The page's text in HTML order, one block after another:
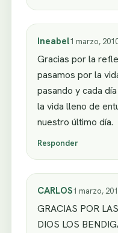
Ineabel1 marzo,
Gracias por la
pasamos por la
pasando y cada
la vida lleno de
nuestro último día.
Responder
CARLOS1 marzo,
GRACIAS POR
DIOS LOS